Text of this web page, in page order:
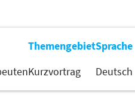
Themengebiet
Kurzvortrag
Sprache
Deutsch